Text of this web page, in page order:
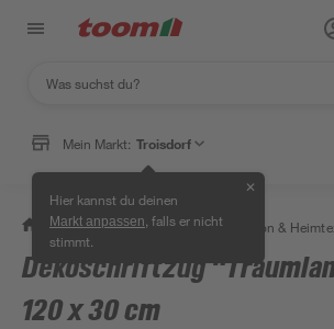
Mein Markt: Troisdorf
Hier kannst du deinen
Markt anpassen , falls er nicht
stimmt.
✕
/ Wohnen & Haushalt / Dekoration &
Dekoschriftzug
120 x 30 cm